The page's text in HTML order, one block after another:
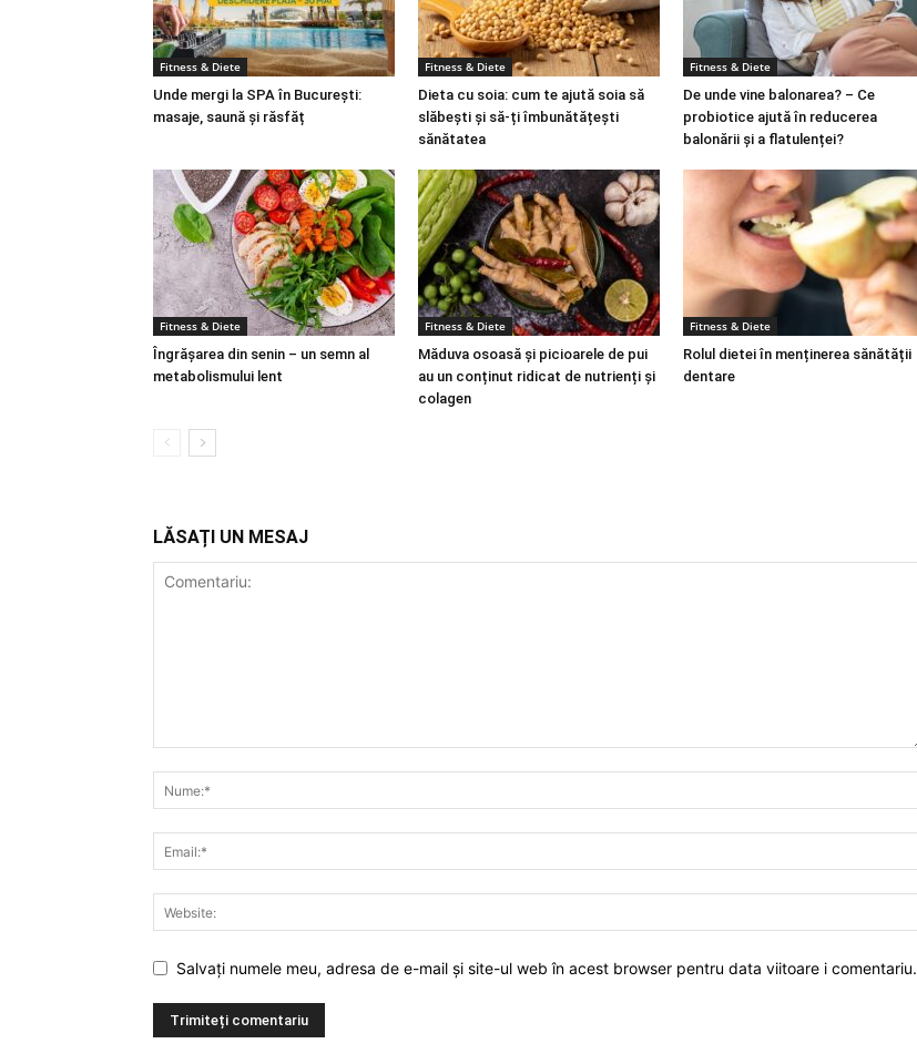
Fitness & Diete
Unde mergi la SPA în București:
masaje, saună și răsfăț
Fitness & Diete
Dieta cu soia: cum te ajută soia să
slăbești și să-ți îmbunătățești
sănătatea
Fitness & Diete
De unde vine balonarea? – Ce
probiotice ajută în reducerea
balonării și a flatulenței?
Fitness & Diete
Îngrășarea din senin – un semn al
metabolismului lent
Fitness & Diete
Măduva osoasă și picioarele de pui
au un conținut ridicat de nutrienți și
colagen
Fitness & Diete
Rolul dietei în menținerea sănătății
dentare
LĂSAȚI UN MESAJ
Salvați numele meu, adresa de e-mail și site-ul web în acest browser pentru data viitoare i comentariu.